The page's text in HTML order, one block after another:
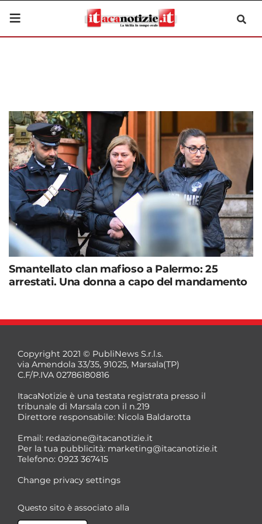
Smantellato clan mafioso a Palermo: 25
arrestati. Una donna a capo del mandamento
Copyright 2021 © PubliNews S.r.l.s.
via Amendola 33/35, 91025, Marsala(TP)
C.F/P.IVA 02786180816
ItacaNotizie è una testata registrata presso il
tribunale di Marsala con il n.219
Direttore responsabile: Nicola Baldarotta
Email: redazione@itacanotizie.it
Per la tua pubblicità: marketing@itacanotizie.it
Telefono: 0923 367415
Change privacy settings
Questo sito è associato alla